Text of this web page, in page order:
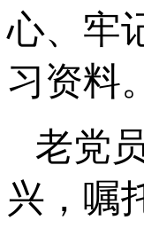
心、牢
习资料。
老党
兴，嘱